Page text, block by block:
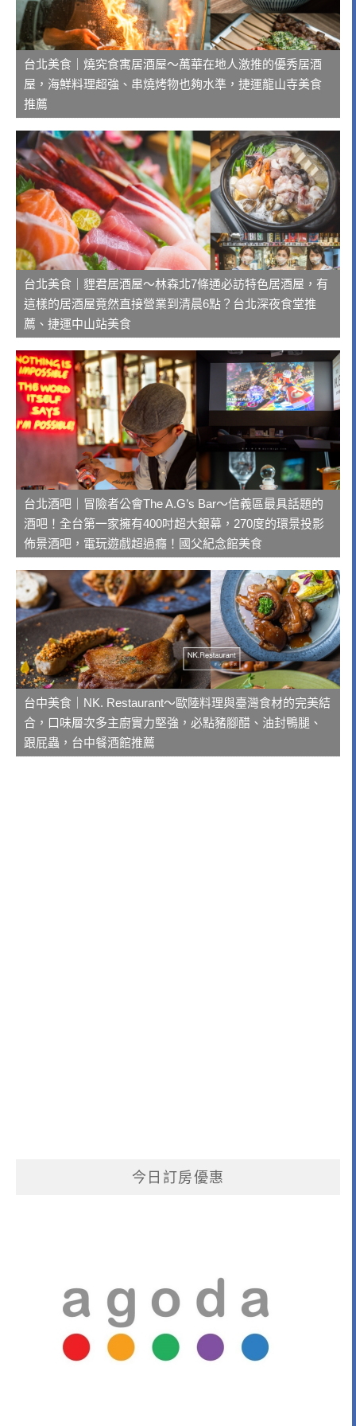
台北美食｜燒究食寓居酒屋～萬華在地人激推的優秀居酒
屋，海鮮料理超強、串燒烤物也夠水準，捷運龍山寺美食
推薦
台北美食｜貍君居酒屋～林森北7條通必訪特色居酒屋，有
這樣的居酒屋竟然直接營業到清晨6點？台北深夜食堂推
薦、捷運中山站美食
台北酒吧｜冒險者公會The A.G’s Bar～信義區最具話題的
酒吧！全台第一家擁有400吋超大銀幕，270度的環景投影
佈景酒吧，電玩遊戲超過癮！國父紀念館美食
台中美食｜NK. Restaurant～歐陸料理與臺灣食材的完美結
合，口味層次多主廚實力堅強，必點豬腳醋、油封鴨腿、
跟屁蟲，台中餐酒館推薦
今日訂房優惠